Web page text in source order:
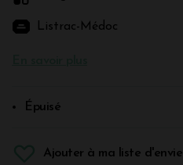
Listrac-Médoc
Épuisé
Ajouter à ma liste d'envie